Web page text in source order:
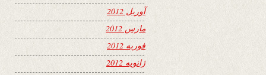
آوریل 2012
مارس 2012
فوریه 2012
ژانویه 2012